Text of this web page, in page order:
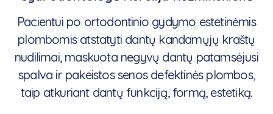
Pacientui po ortodontinio gydymo estetinėmis
plombomis atstatyti dantų kandamųjų kraštų
nudilimai, maskuota negyvų dantų patamsėjusi
spalva ir pakeistos senos defektinės plombos,
taip atkuriant dantų funkciją, formą, estetiką.